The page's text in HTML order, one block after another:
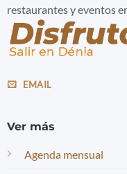
restaurantes y eventos
EMAIL
Ver más
Agenda mensual